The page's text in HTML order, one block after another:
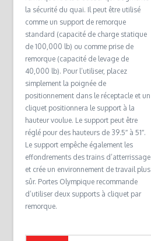
la sécurité du quai. Il peut être utilisé
comme un support de remorque
standard (capacité de charge statique
de 100,000 lb) ou comme prise de
remorque (capacité de levage de
40,000 lb). Pour l’utiliser, placez
simplement la poignée de
positionnement dans le réceptacle et un
cliquet positionnera le support à la
hauteur voulue. Le support peut être
réglé pour des hauteurs de 39.5″ à 51″.
Le support empêche également les
effondrements des trains d’atterrissage
et crée un environnement de travail plus
sûr. Portes Olympique recommande
d’utiliser deux supports à cliquet par
remorque.